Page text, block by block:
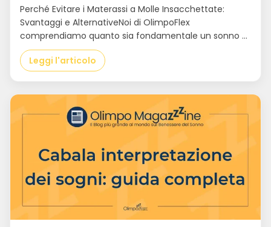
Perché Evitare i Materassi a Molle Insacchettate:
Svantaggi e AlternativeNoi di OlimpoFlex
comprendiamo quanto sia fondamentale un sonno ...
Leggi l'articolo